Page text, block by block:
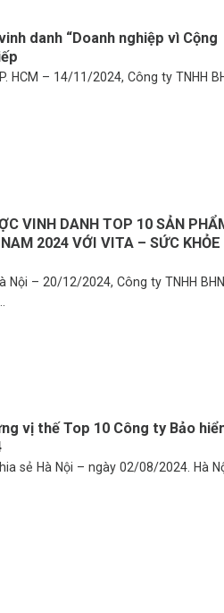
danh “Doanh nghiệp vì Cộng
HCM – 14/11/2024, Công ty TNHH
VINH DANH TOP 10 SẢN
2024 VỚI VITA – SỨC KHỎE
Nội – 20/12/2024, Công ty TNHH
vị thế Top 10 Công ty Bảo
sẻ Hà Nội – ngày 02/08/2024. Hà